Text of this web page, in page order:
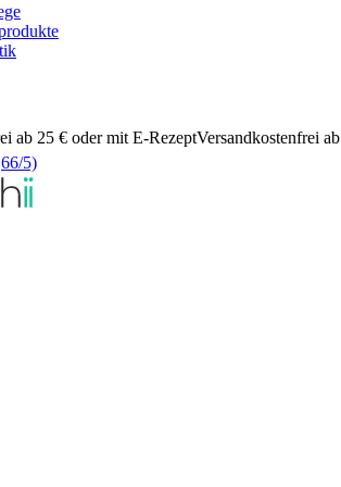
ab 25 € oder mit E-RezeptVersandkostenfrei
5)